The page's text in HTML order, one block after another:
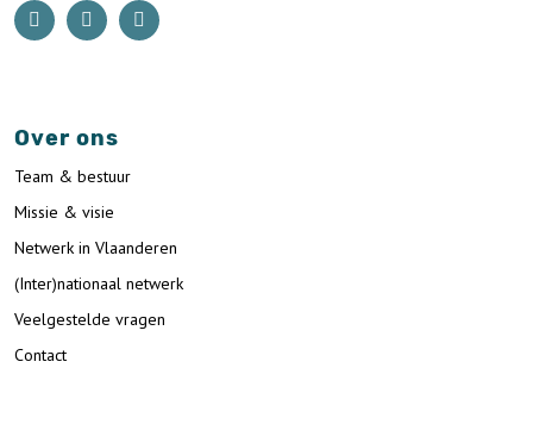
Over ons
Team & bestuur
Missie & visie
Netwerk in Vlaanderen
(Inter)nationaal netwerk
Veelgestelde vragen
Contact